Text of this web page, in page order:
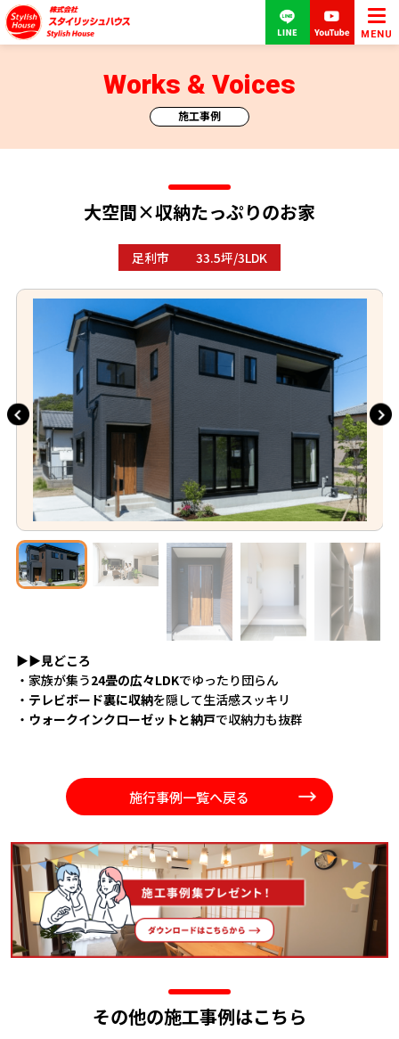
MENU
施工事例
Works & Voices
大空間×収納たっぷりのお家
足利市 33.5坪/3LDK
▶▶見どころ
・家族が集う24畳の広々LDKでゆったり団らん
・ テレビボード裏に収納を隠して生活感スッキリ
・ ウォークインクローゼットと納戸で収納力も抜群
施行事例一覧へ戻る
その他の施工事例はこちら